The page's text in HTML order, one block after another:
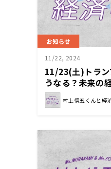
お知らせ
11/22, 2024
11/23(土)トラン
うなる？未来の
五くんと経済クン
村上信五くんと経